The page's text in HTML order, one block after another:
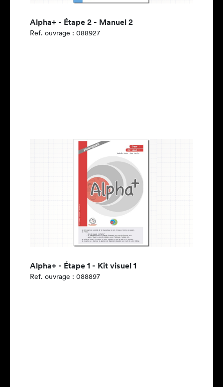
Alpha+ - Étape 2 - Manuel 2
Ref. ouvrage : 088927
Alpha+ - Étape 1 - Kit visuel 1
Ref. ouvrage : 088897